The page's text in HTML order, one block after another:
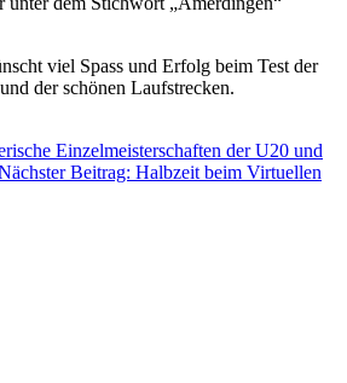
viel Spass und Erfolg beim Test der
der schönen Laufstrecken.
Einzelmeisterschaften der U20 und
Beitrag: Halbzeit beim Virtuellen